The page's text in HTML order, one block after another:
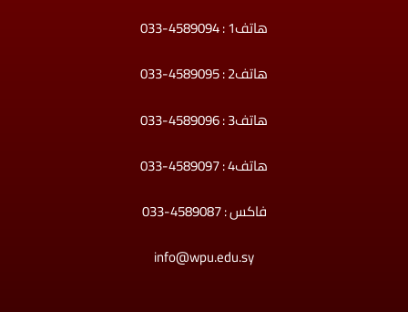
هاتف1 : 4589094-033
هاتف2 : 4589095-033
هاتف3 : 4589096-033
هاتف4 : 4589097-033
فاكس : 4589087-033
info@wpu.edu.sy